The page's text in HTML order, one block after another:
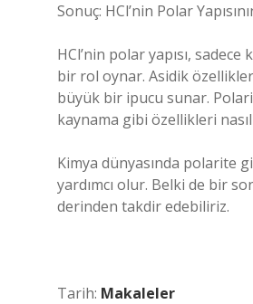
Sonuç: HCl’nin Polar
HCl’nin polar yapısı,
bir rol oynar. Asidik
büyük bir ipucu sunar.
kaynama gibi özellikleri
Kimya dünyasında polarite
yardımcı olur. Belki de bir
derinden takdir edebiliriz.
Tarih: Makaleler